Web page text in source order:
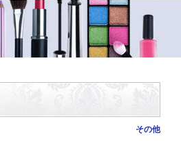
その他